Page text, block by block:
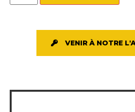
VENIR À NOTRE